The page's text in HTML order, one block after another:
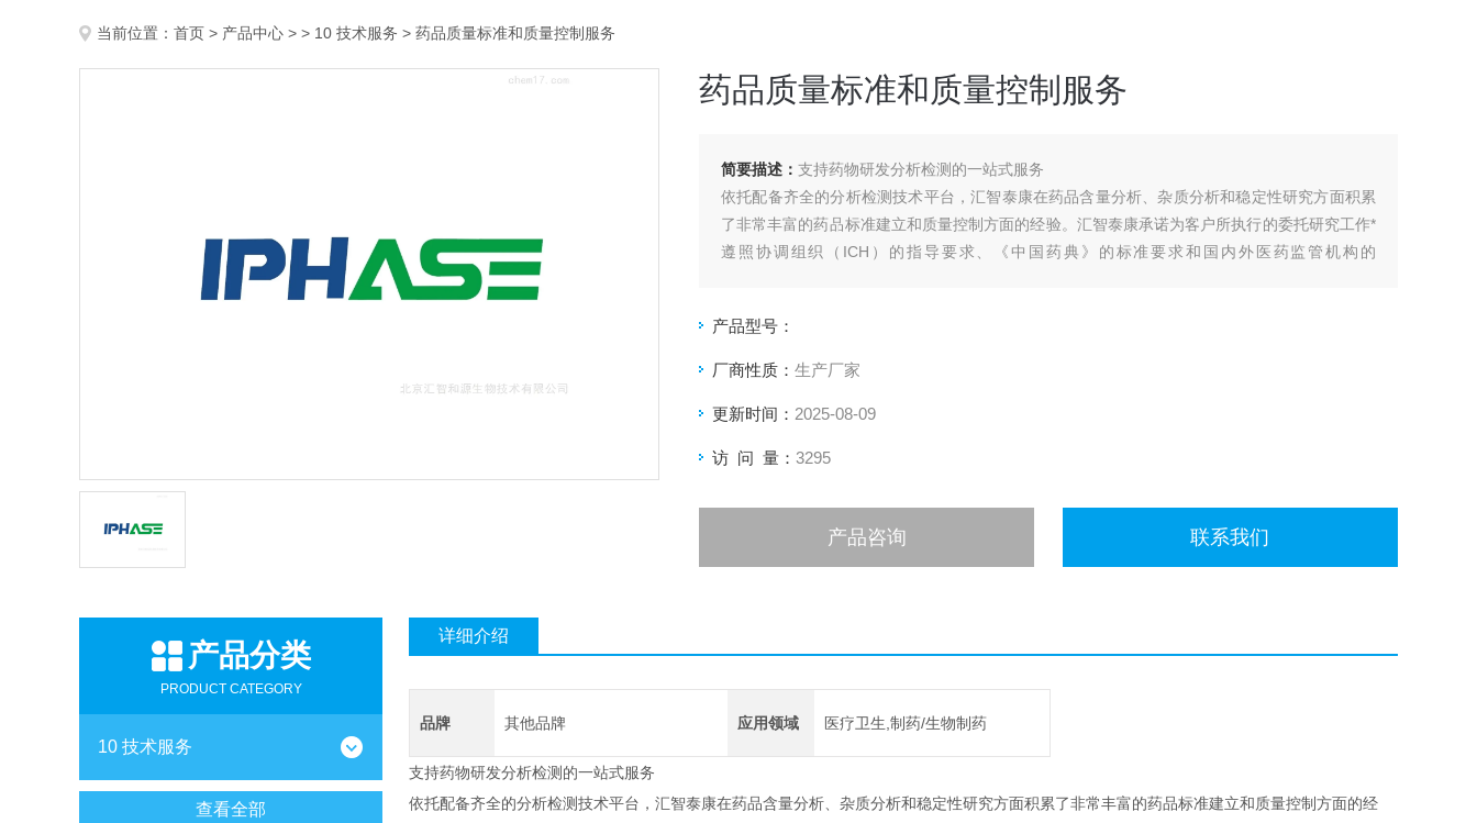
当前位置： 首页 > 产品中心 > > 10 技术服务 > 药品质量标准和质量控制服务
药品质量标准和质量控制服务
简要描述： 支持药物研发分析检测的一站式服务
依托配备齐全的分析检测技术平台，汇智泰康在药品含量分析、杂质分析和稳定性研究方面积累
了非常丰富的药品标准建立和质量控制方面的经验。汇智泰康承诺为客户所执行的委托研究工作*
遵照协调组织（ICH）的指导要求、《中国药典》的标准要求和国内外医药监管机构的
产品型号：
厂商性质： 生产厂家
更新时间： 2025-08-09
访 问 量： 3295
产品咨询 联系我们
产品分类
PRODUCT CATEGORY
10 技术服务
查看全部
详细介绍
品牌 其他品牌 应用领域 医疗卫生,制药/生物制药
支持药物研发分析检测的一站式服务
依托配备齐全的分析检测技术平台，汇智泰康在药品含量分析、杂质分析和稳定性研究方面积累了非常丰富的药品标准建立和质量控制方面的经